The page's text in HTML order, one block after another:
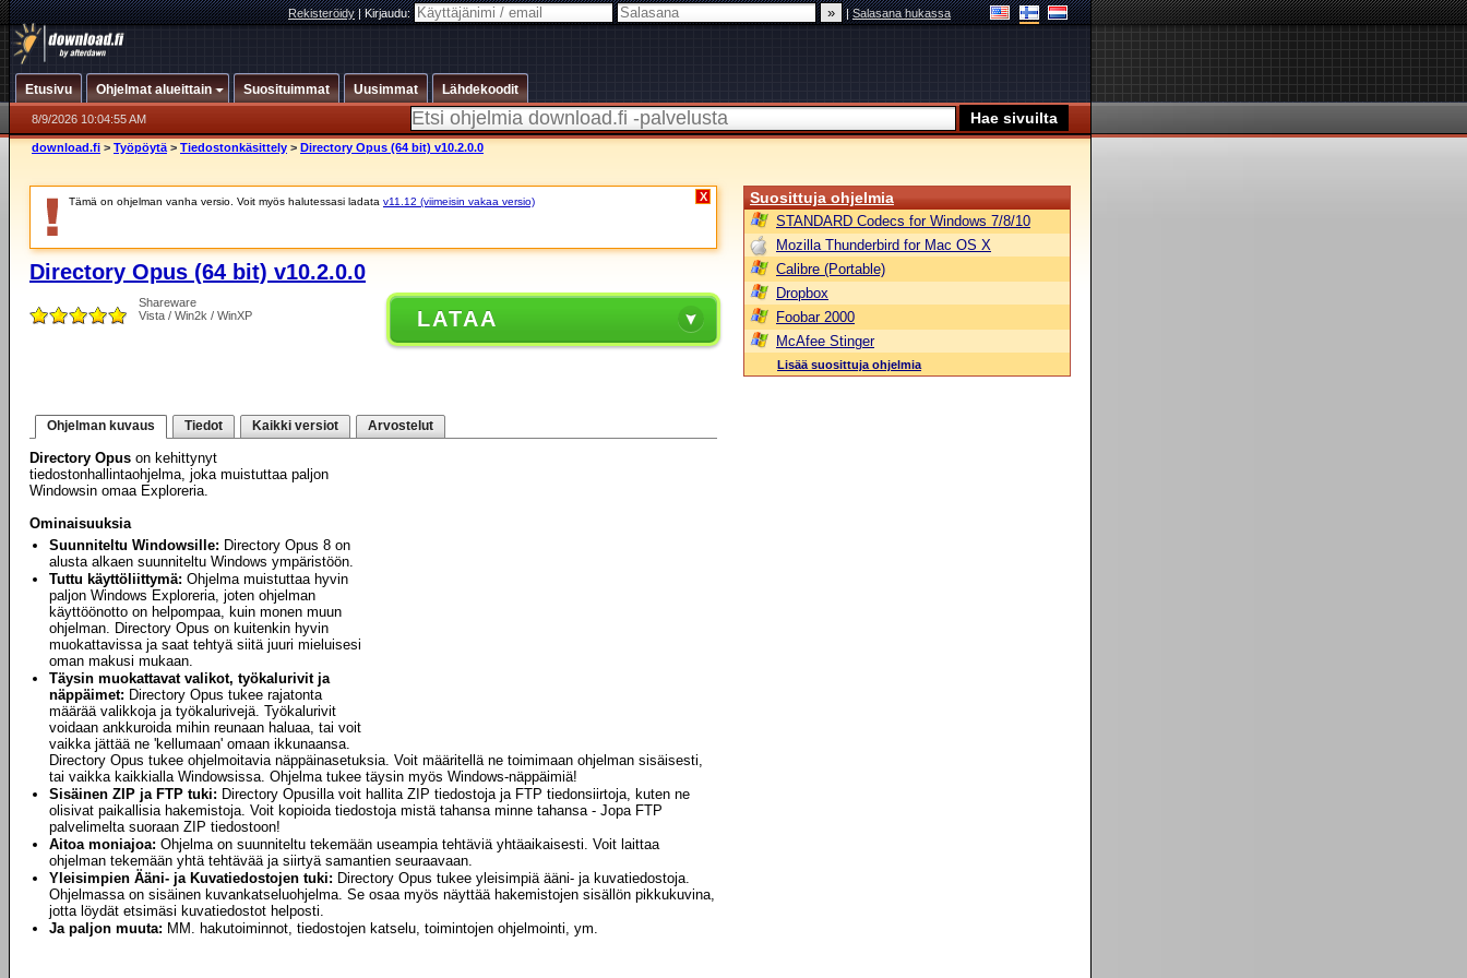
Rekisteröidy|Kirjaudu: |Salasana hukassa
Etusivu Ohjelmat alueittain Suosituimmat Uusimmat Lähdekoodit
8/9/2026 10:04:55 AM
download.fi > Työpöytä > Tiedostonkäsittely > Directory Opus (64 bit) v10.2.0.0
Tämä on ohjelman vanha versio. Voit myös halutessasi ladata v11.12 (viimeisin vakaa versio) X
Directory Opus (64 bit) v10.2.0.0
Shareware
Vista / Win2k / WinXP
LATAA
Ohjelman kuvaus Tiedot Kaikki versiot Arvostelut
Directory Opus on kehittynyt
tiedostonhallintaohjelma, joka muistuttaa paljon
Windowsin omaa Exploreria.
Ominaisuuksia
Suunniteltu Windowsille: Directory Opus 8 on
alusta alkaen suunniteltu Windows ympäristöön.
Tuttu käyttöliittymä: Ohjelma muistuttaa hyvin
paljon Windows Exploreria, joten ohjelman
käyttöönotto on helpompaa, kuin monen muun
ohjelman. Directory Opus on kuitenkin hyvin
muokattavissa ja saat tehtyä siitä juuri mieluisesi
oman makusi mukaan.
Täysin muokattavat valikot, työkalurivit ja
näppäimet: Directory Opus tukee rajatonta
määrää valikkoja ja työkalurivejä. Työkalurivit
voidaan ankkuroida mihin reunaan haluaa, tai voit
vaikka jättää ne 'kellumaan' omaan ikkunaansa.
Directory Opus tukee ohjelmoitavia näppäinasetuksia. Voit määritellä ne toimimaan ohjelman sisäisesti,
tai vaikka kaikkialla Windowsissa. Ohjelma tukee täysin myös Windows-näppäimiä!
Sisäinen ZIP ja FTP tuki: Directory Opusilla voit hallita ZIP tiedostoja ja FTP tiedonsiirtoja, kuten ne
olisivat paikallisia hakemistoja. Voit kopioida tiedostoja mistä tahansa minne tahansa - Jopa FTP
palvelimelta suoraan ZIP tiedostoon!
Aitoa moniajoa: Ohjelma on suunniteltu tekemään useampia tehtäviä yhtäaikaisesti. Voit laittaa
ohjelman tekemään yhtä tehtävää ja siirtyä samantien seuraavaan.
Yleisimpien Ääni- ja Kuvatiedostojen tuki: Directory Opus tukee yleisimpiä ääni- ja kuvatiedostoja.
Ohjelmassa on sisäinen kuvankatseluohjelma. Se osaa myös näyttää hakemistojen sisällön pikkukuvina,
jotta löydät etsimäsi kuvatiedostot helposti.
Ja paljon muuta: MM. hakutoiminnot, tiedostojen katselu, toimintojen ohjelmointi, ym.
Suosittuja ohjelmia
STANDARD Codecs for Windows 7/8/10
Mozilla Thunderbird for Mac OS X
Calibre (Portable)
Dropbox
Foobar 2000
McAfee Stinger
Lisää suosittuja ohjelmia